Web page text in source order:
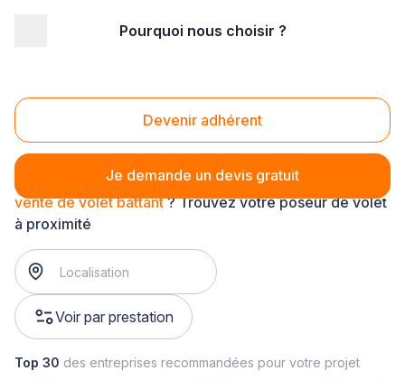
Pourquoi nous choisir ?
Devenir adhérent
Je demande un devis gratuit
Vente de volet battant
vente de volet battant? Trouvez votre poseur de volet
à proximité
Voir par prestation
Top 30 des entreprises recommandées pour votre projet